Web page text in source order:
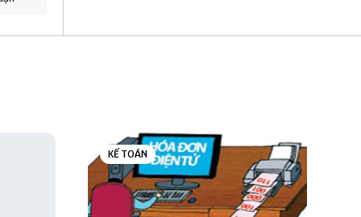
KẾ TOÁN